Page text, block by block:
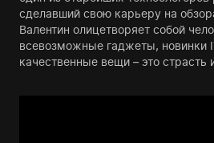
сделавший свою карьеру на
Валентин олицетворяет собой
всевозможные гаджеты, новинки
качественные вещи – это страсть